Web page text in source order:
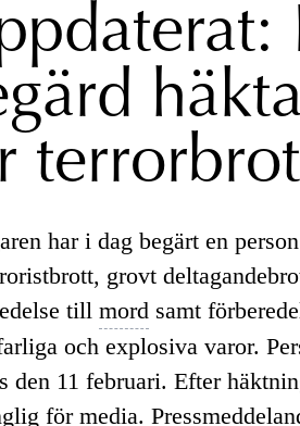
har i dag begärt en
grovt
till mord samt
och explosiva varor.
den 11 februari. Efter
för media.